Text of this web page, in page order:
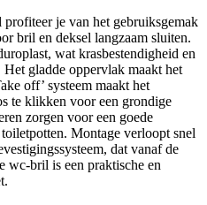
je van het gebruiksgemak
bril en deksel langzaam sluiten.
wat krasbestendigheid en
Het gladde oppervlak maakt het
off’ systeem maakt het
te klikken voor een grondige
zorgen voor een goede
Montage verloopt snel
dat vanaf de
wc-bril is een praktische en